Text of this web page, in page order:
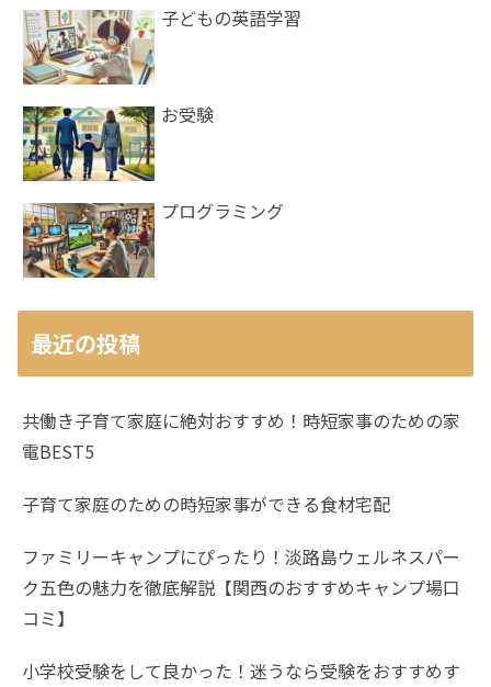
子どもの英語学習
お受験
プログラミング
最近の投稿
共働き子育て家庭に絶対おすすめ！時短家事のための家
電BEST5
子育て家庭のための時短家事ができる食材宅配
ファミリーキャンプにぴったり！淡路島ウェルネスパー
ク五色の魅力を徹底解説【関西のおすすめキャンプ場口
コミ】
小学校受験をして良かった！迷うなら受験をおすすめす